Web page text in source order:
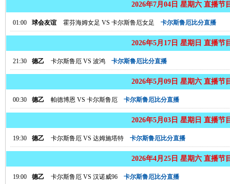
2026年7月04日 星期六 直播节
01:00 球会友谊 霍芬海姆女足 VS 卡尔斯鲁厄女足 卡尔斯鲁厄比分直播
2026年5月17日 星期日 直播节
21:30 德乙 卡尔斯鲁厄 VS 波鸿 卡尔斯鲁厄比分直播
2026年5月09日 星期六 直播节
00:30 德乙 帕德博恩 VS 卡尔斯鲁厄 卡尔斯鲁厄比分直播
2026年5月03日 星期日 直播节
19:30 德乙 卡尔斯鲁厄 VS 达姆施塔特 卡尔斯鲁厄比分直播
2026年4月25日 星期六 直播节
19:00 德乙 卡尔斯鲁厄 VS 汉诺威96 卡尔斯鲁厄比分直播